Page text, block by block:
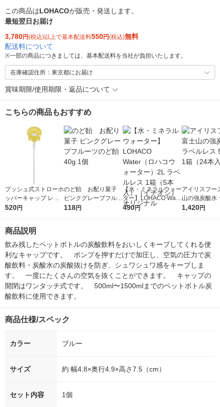
この商品はLOHACOが販売・発送します。
最短翌日お届け
3,780円(税込)以上で基本配送料550円(税込)無料
配送料について
※一部の商品につきましては、基本配送料を当社が負担いたします。
在庫確認住所：東京都にお届け
賞味期限/使用期限・返品について
こちらの商品もおすすめ
プッシュ式ストローホ
ッパーキャップ レモ
ンイエロー 1個 スケ
520円
のど飴 お配り菓子
ピンクグレープフルー
ツのど飴 40g 1個
118円
【水・ミネラルウォー
ター】LOHACO Wate
r（ロハコウォータ
490円
アイリスフー
山の強炭酸水
レス 500ml 1
1,420円
商品説明
飲み残したペットボトルの炭酸飲料をおいしくキープしてくれる便
利なキャップです。　ポンプを押すだけで加圧し、空気の圧力で炭
酸飲料・炭酸水の炭酸抜けを防ぎ、シュワシュワ感をキープしま
す。　一度にたくさんの空気を抜くことができます。　キャップの
開閉はワンタッチ式です。　500ml〜1500mlまでのペットボトル炭
酸飲料に使用できます。
商品仕様/スペック
カラー ブルー
サイズ 約 幅4.8×奥行4.9×高さ7.5（cm）
セット内容 1個